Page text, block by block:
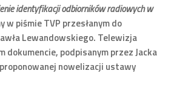
identyfikacji odbiorników radiowych w
w piśmie TVP przesłanym do
Lewandowskiego. Telewizja
dokumencie, podpisanym przez Jacka
nowelizacji ustawy